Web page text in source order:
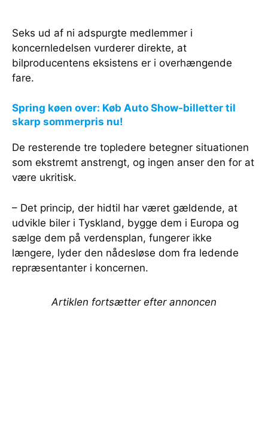
Seks ud af ni adspurgte medlemmer i
koncernledelsen vurderer direkte, at
bilproducentens eksistens er i overhængende
fare.
Spring køen over: Køb Auto Show-billetter til
skarp sommerpris nu!
De resterende tre topledere betegner situationen
som ekstremt anstrengt, og ingen anser den for at
være ukritisk.
– Det princip, der hidtil har været gældende, at
udvikle biler i Tyskland, bygge dem i Europa og
sælge dem på verdensplan, fungerer ikke
længere, lyder den nådesløse dom fra ledende
repræsentanter i koncernen.
Artiklen fortsætter efter annoncen